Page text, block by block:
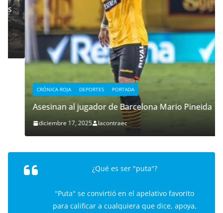
CRÓNICA ROJA DEPORTES PORTADA
Asesinan al jugador de Barcelona Mario Pineida
diciembre 17, 2025 lacontraec
¿Qué es ser "puta"?
"Puta" se convirtió en el apelativo favorito
para calificar a cualquiera que dice, apoya,